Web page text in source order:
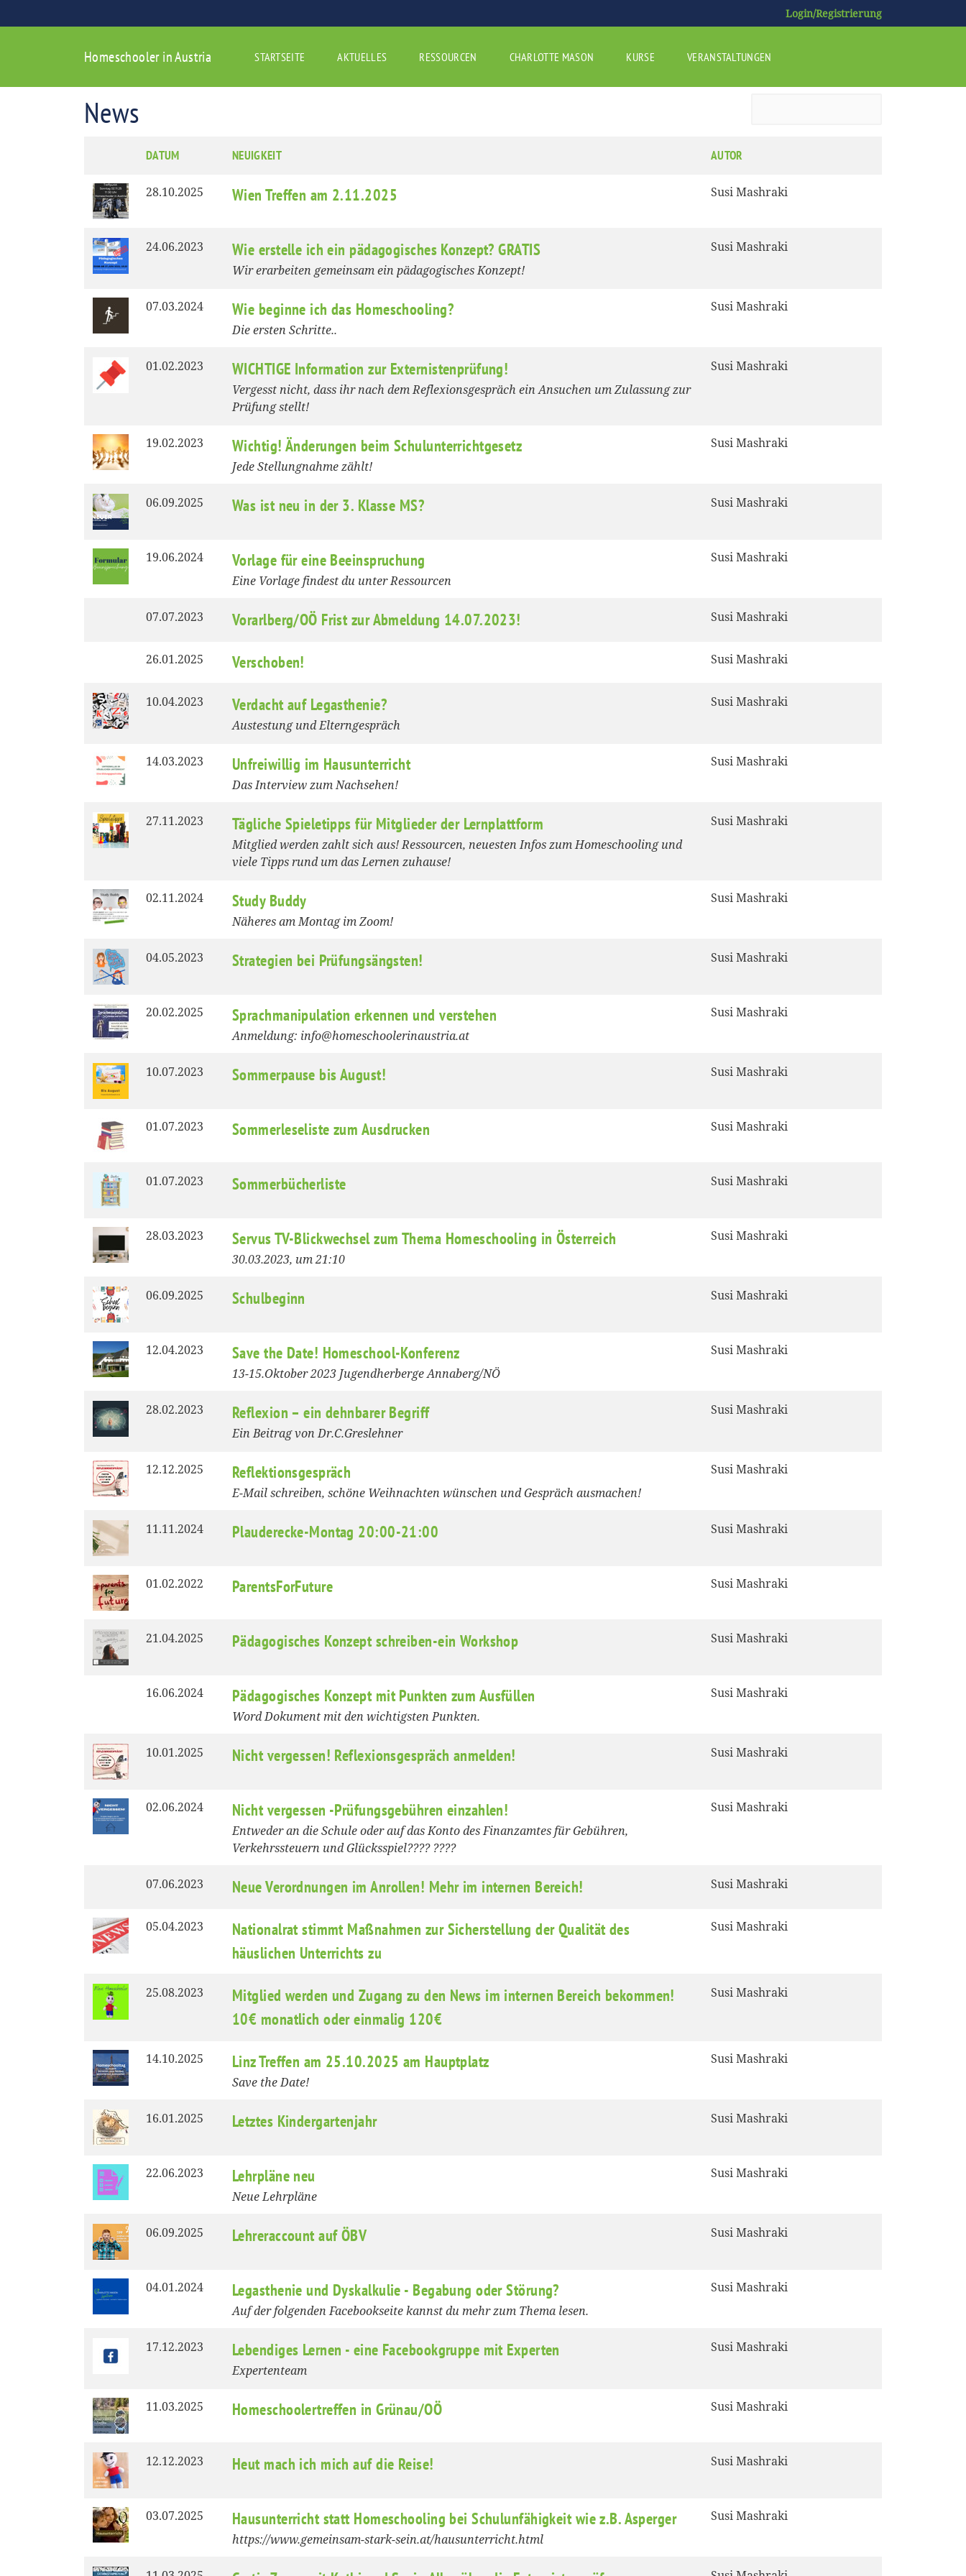
Login/Registrierung
Homeschooler in Austria STARTSEITE AKTUELLES RESSOURCEN CHARLOTTE MASON KURSE VERANSTALTUNGEN
News
DATUM NEUIGKEIT AUTOR
28.10.2025 Wien Treffen am 2.11.2025 Susi Mashraki
24.06.2023 Wie erstelle ich ein pädagogisches Konzept? GRATIS
Wir erarbeiten gemeinsam ein pädagogisches Konzept!
Susi Mashraki
07.03.2024 Wie beginne ich das Homeschooling?
Die ersten Schritte..
Susi Mashraki
01.02.2023 WICHTIGE Information zur Externistenprüfung!
Vergesst nicht, dass ihr nach dem Reflexionsgespräch ein Ansuchen um Zulassung zur
Prüfung stellt!
Susi Mashraki
19.02.2023 Wichtig! Änderungen beim Schulunterrichtgesetz
Jede Stellungnahme zählt!
Susi Mashraki
06.09.2025 Was ist neu in der 3. Klasse MS? Susi Mashraki
19.06.2024 Vorlage für eine Beeinspruchung
Eine Vorlage findest du unter Ressourcen
Susi Mashraki
07.07.2023 Vorarlberg/OÖ Frist zur Abmeldung 14.07.2023! Susi Mashraki
26.01.2025 Verschoben! Susi Mashraki
10.04.2023 Verdacht auf Legasthenie?
Austestung und Elterngespräch
Susi Mashraki
14.03.2023 Unfreiwillig im Hausunterricht
Das Interview zum Nachsehen!
Susi Mashraki
27.11.2023 Tägliche Spieletipps für Mitglieder der Lernplattform
Mitglied werden zahlt sich aus! Ressourcen, neuesten Infos zum Homeschooling und
viele Tipps rund um das Lernen zuhause!
Susi Mashraki
02.11.2024 Study Buddy
Näheres am Montag im Zoom!
Susi Mashraki
04.05.2023 Strategien bei Prüfungsängsten! Susi Mashraki
20.02.2025 Sprachmanipulation erkennen und verstehen
Anmeldung: info@homeschoolerinaustria.at
Susi Mashraki
10.07.2023 Sommerpause bis August! Susi Mashraki
01.07.2023 Sommerleseliste zum Ausdrucken Susi Mashraki
01.07.2023 Sommerbücherliste Susi Mashraki
28.03.2023 Servus TV-Blickwechsel zum Thema Homeschooling in Österreich
30.03.2023, um 21:10
Susi Mashraki
06.09.2025 Schulbeginn Susi Mashraki
12.04.2023 Save the Date! Homeschool-Konferenz
13-15.Oktober 2023 Jugendherberge Annaberg/NÖ
Susi Mashraki
28.02.2023 Reflexion – ein dehnbarer Begriff
Ein Beitrag von Dr.C.Greslehner
Susi Mashraki
12.12.2025 Reflektionsgespräch
E-Mail schreiben, schöne Weihnachten wünschen und Gespräch ausmachen!
Susi Mashraki
11.11.2024 Plauderecke-Montag 20:00-21:00 Susi Mashraki
01.02.2022 ParentsForFuture Susi Mashraki
21.04.2025 Pädagogisches Konzept schreiben-ein Workshop Susi Mashraki
16.06.2024 Pädagogisches Konzept mit Punkten zum Ausfüllen
Word Dokument mit den wichtigsten Punkten.
Susi Mashraki
10.01.2025 Nicht vergessen! Reflexionsgespräch anmelden! Susi Mashraki
02.06.2024 Nicht vergessen -Prüfungsgebühren einzahlen!
Entweder an die Schule oder auf das Konto des Finanzamtes für Gebühren,
Verkehrssteuern und Glücksspiel???? ????
Susi Mashraki
07.06.2023 Neue Verordnungen im Anrollen! Mehr im internen Bereich! Susi Mashraki
05.04.2023
Nationalrat stimmt Maßnahmen zur Sicherstellung der Qualität des
häuslichen Unterrichts zu
Susi Mashraki
25.08.2023
Mitglied werden und Zugang zu den News im internen Bereich bekommen!
10€ monatlich oder einmalig 120€
Susi Mashraki
14.10.2025 Linz Treffen am 25.10.2025 am Hauptplatz
Save the Date!
Susi Mashraki
16.01.2025 Letztes Kindergartenjahr Susi Mashraki
22.06.2023 Lehrpläne neu
Neue Lehrpläne
Susi Mashraki
06.09.2025 Lehreraccount auf ÖBV Susi Mashraki
04.01.2024 Legasthenie und Dyskalkulie - Begabung oder Störung?
Auf der folgenden Facebookseite kannst du mehr zum Thema lesen.
Susi Mashraki
17.12.2023 Lebendiges Lernen - eine Facebookgruppe mit Experten
Expertenteam
Susi Mashraki
11.03.2025 Homeschoolertreffen in Grünau/OÖ Susi Mashraki
12.12.2023 Heut mach ich mich auf die Reise! Susi Mashraki
03.07.2025 Hausunterricht statt Homeschooling bei Schulunfähigkeit wie z.B. Asperger
https://www.gemeinsam-stark-sein.at/hausunterricht.html
Susi Mashraki